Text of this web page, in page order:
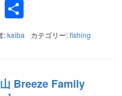
Twitter
有
:kaiba カテゴリー:fishing
Breeze Family